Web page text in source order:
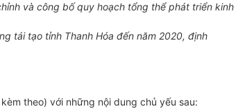
và công bố quy hoạch tổng thể phát triển kinh
tái tạo tỉnh Thanh Hóa đến năm 2020, định
theo) với những nội dung chủ yếu sau: